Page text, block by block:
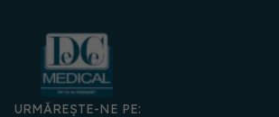
URMĂREȘTE-NE PE: